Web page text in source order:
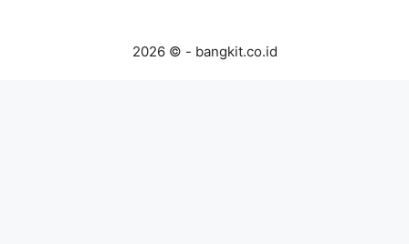
2026 © - bangkit.co.id